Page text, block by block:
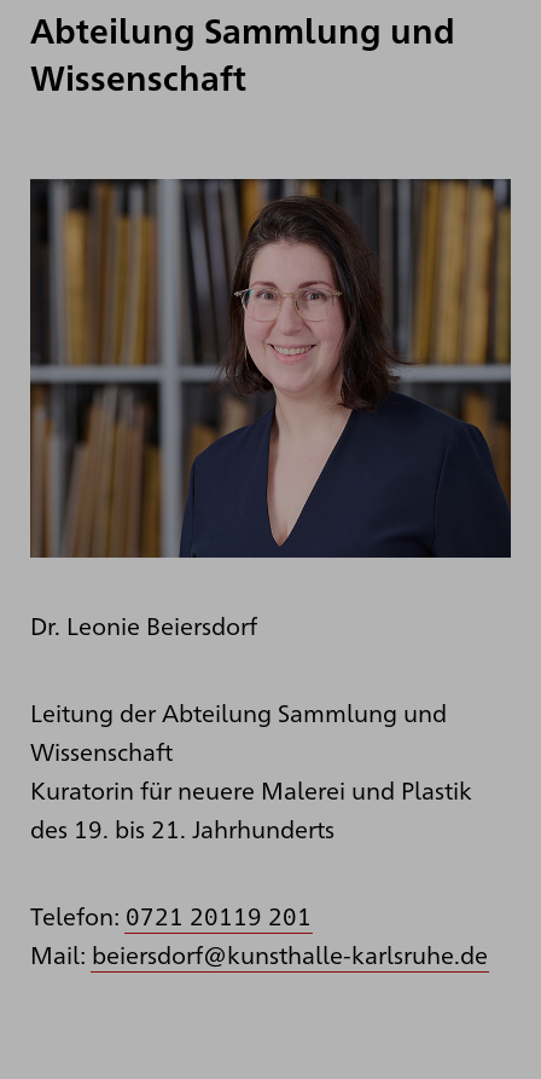
Abteilung Sammlung und
Wissenschaft
Dr. Leonie Beiersdorf
Leitung der Abteilung Sammlung und
Wissenschaft
Kuratorin für neuere Malerei und Plastik
des 19. bis 21. Jahrhunderts
Telefon: 0721 20119 201
Mail: beiersdorf@kunsthalle-karlsruhe.de